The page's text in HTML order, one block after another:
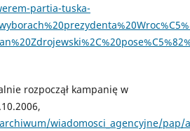
partia-tuska-
rozpoczął kampanię w
wiadomosci_agencyjne/pap/